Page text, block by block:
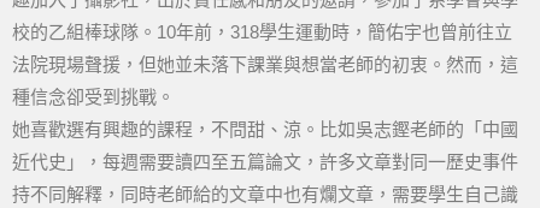
校的乙組棒球隊。10年前，318學生運動時，簡佑宇也曾前往立
法院現場聲援，但她並未落下課業與想當老師的初衷。然而，這
種信念卻受到挑戰。
她喜歡選有興趣的課程，不問甜、涼。比如吳志鏗老師的「中國
近代史」，每週需要讀四至五篇論文，許多文章對同一歷史事件
持不同解釋，同時老師給的文章中也有爛文章，需要學生自己識